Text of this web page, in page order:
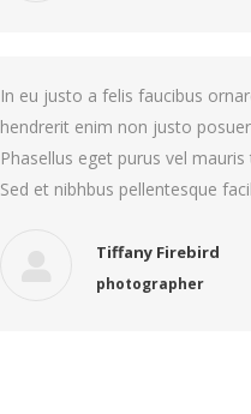
In eu justo a felis faucibus
hendrerit enim non justo
Phasellus eget purus vel
Sed et nibhbus pellentesque
Tiffany Firebird
photographer